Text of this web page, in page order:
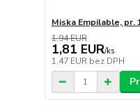
Miska Empilable, pr.
1,94 EUR
1,81 EUR/ks
1,47 EUR bez DPH